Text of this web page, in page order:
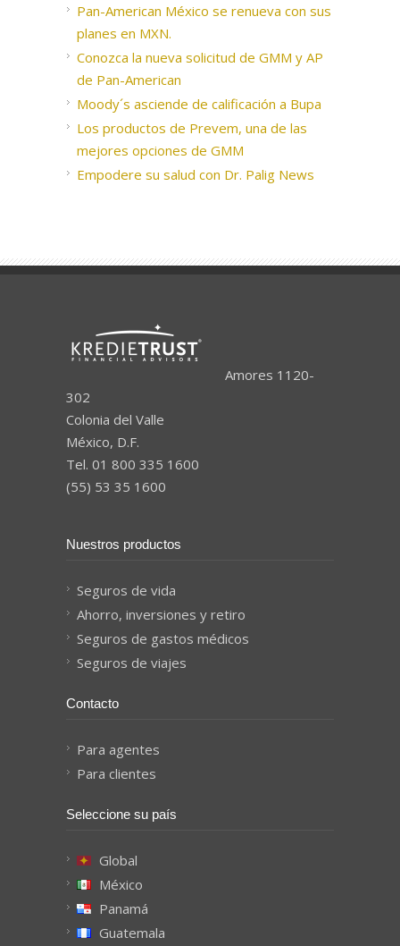
Pan-American México se renueva con sus
planes en MXN.
Conozca la nueva solicitud de GMM y AP
de Pan-American
Moody´s asciende de calificación a Bupa
Los productos de Prevem, una de las
mejores opciones de GMM
Empodere su salud con Dr. Palig News
Amores 1120-
302
Colonia del Valle
México, D.F.
Tel. 01 800 335 1600
(55) 53 35 1600
Nuestros productos
Seguros de vida
Ahorro, inversiones y retiro
Seguros de gastos médicos
Seguros de viajes
Contacto
Para agentes
Para clientes
Seleccione su país
Global
México
Panamá
Guatemala